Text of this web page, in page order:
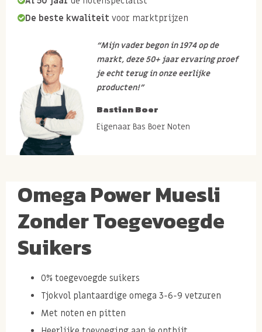
De beste kwaliteit voor marktprijzen
“Mijn vader begon in 1974 op de
markt, deze 50+ jaar ervaring proef
je echt terug in onze eerlijke
producten!”
Bastian Boer
Eigenaar Bas Boer Noten
Omega Power Muesli
Zonder Toegevoegde
Suikers
0% toegevoegde suikers
Tjokvol plantaardige omega 3-6-9 vetzuren
Met noten en pitten